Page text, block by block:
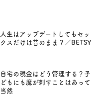
人生はアップデートしてもセッ
クスだけは昔のまま？／BETSY
自宅の現金はどう管理する？子
どもにも魔が刺すことはあって
当然